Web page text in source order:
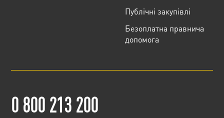
Публічні закупівлі
Безоплатна правнича
допомога
0 800 213 200